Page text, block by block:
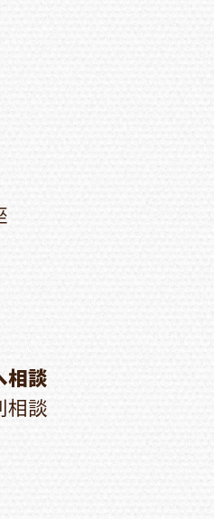
相談
相談